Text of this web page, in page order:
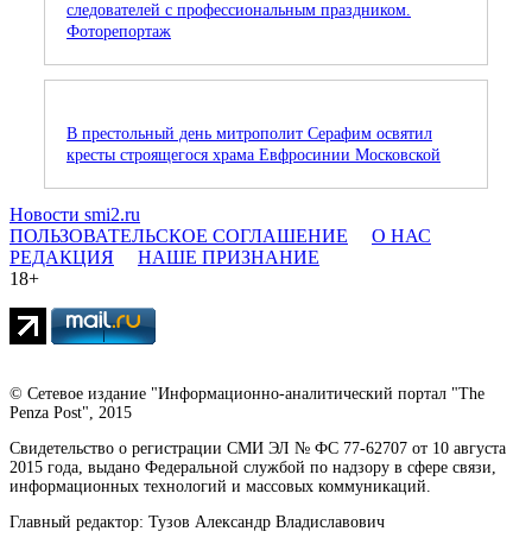
следователей с профессиональным праздником.
Фоторепортаж
В престольный день митрополит Серафим освятил
кресты строящегося храма Евфросинии Московской
Новости smi2.ru
ПОЛЬЗОВАТЕЛЬСКОЕ СОГЛАШЕНИЕ
О НАС
РЕДАКЦИЯ
НАШЕ ПРИЗНАНИЕ
18+
© Сетевое издание "Информационно-аналитический портал "The
Penza Post", 2015
Свидетельство о регистрации СМИ ЭЛ № ФС 77-62707 от 10 августа
2015 года, выдано Федеральной службой по надзору в сфере связи,
информационных технологий и массовых коммуникаций.
Главный редактор: Тузов Александр Владиславович